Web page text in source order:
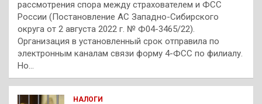
рассмотрения спора между страхователем и ФСС
России (Постановление АС Западно-Сибирского
округа от 2 августа 2022 г. № Ф04-3465/22).
Организация в установленный срок отправила по
электронным каналам связи форму 4-ФСС по филиалу.
Но…
НАЛОГИ